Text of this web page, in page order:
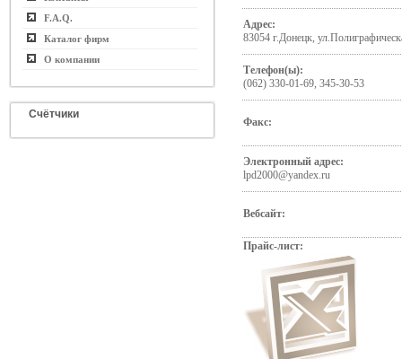
F.A.Q.
Каталог фирм
О компании
Счётчики
Адрес:
83054 г.Донецк,
Телефон(ы):
(062) 330-01-69, 345-30-53
Факс:
Электронный адрес:
lpd2000@yandex.ru
Вебсайт:
Прайс-лист: